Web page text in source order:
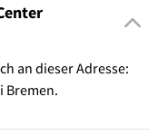
an dieser Adresse:
Bremen.